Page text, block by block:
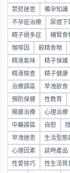
禁慾迷思 備孕知識
不孕症治療 尿道下
精子過多症 補腎食
咖啡因 殺精食物
精液氣味 精子保護
精液檢查 精子健康
治療誤區 早洩飲食
預防保健 性教育
陽痿治療 心理治療
中藥誤區 自慰
早洩迷思 生活型態
心理因素 延時產品
性愛技巧 性生活質